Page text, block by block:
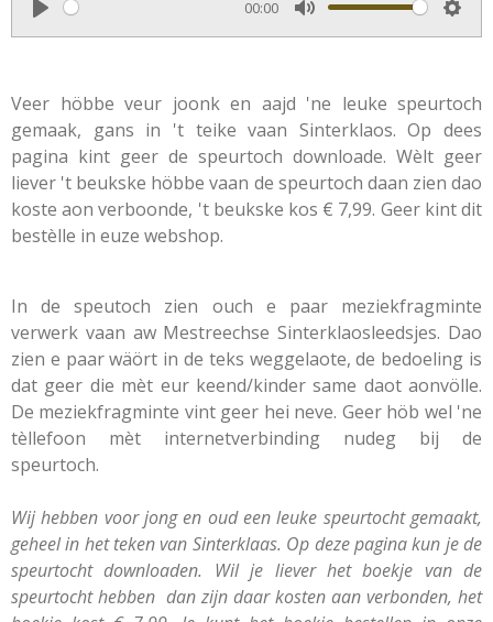
s
P
y
00:00
M
t
e
S
t
i
n
g
Veer höbbe veur joonk en aajd 'ne leuke speurtoch
gemaak, gans in 't teike vaan Sinterklaos. Op dees
pagina kint geer de speurtoch downloade. Wèlt geer
liever 't beukske höbbe vaan de speurtoch daan zien dao
koste aon verboonde, 't beukske kos € 7,99. Geer kint dit
bestèlle in euze webshop.
In de speutoch zien ouch e paar meziekfragminte
verwerk vaan aw Mestreechse Sinterklaosleedsjes. Dao
zien e paar wäört in de teks weggelaote, de bedoeling is
dat geer die mèt eur keend/kinder same daot aonvölle.
De meziekfragminte vint geer hei neve. Geer höb wel 'ne
tèllefoon mèt internetverbinding nudeg bij de
speurtoch.
Wij hebben voor jong en oud een leuke speurtocht gemaakt,
geheel in het teken van Sinterklaas. Op deze pagina kun je de
speurtocht downloaden. Wil je liever het boekje van de
speurtocht hebben dan zijn daar kosten aan verbonden, het